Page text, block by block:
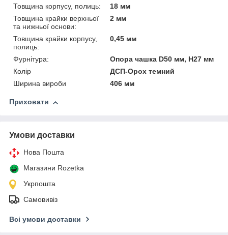
Товщина корпусу, полиць:
18 мм
Товщина крайки верхньої
та нижньої основи:
2 мм
Товщина крайки корпусу,
полиць:
0,45 мм
Фурнітура:
Опора чашка D50 мм, H27 мм
Колір
ДСП-Орох темний
Ширина вироби
406 мм
Приховати
Умови доставки
Нова Пошта
Магазини Rozetka
Укрпошта
Самовивіз
Всі умови доставки